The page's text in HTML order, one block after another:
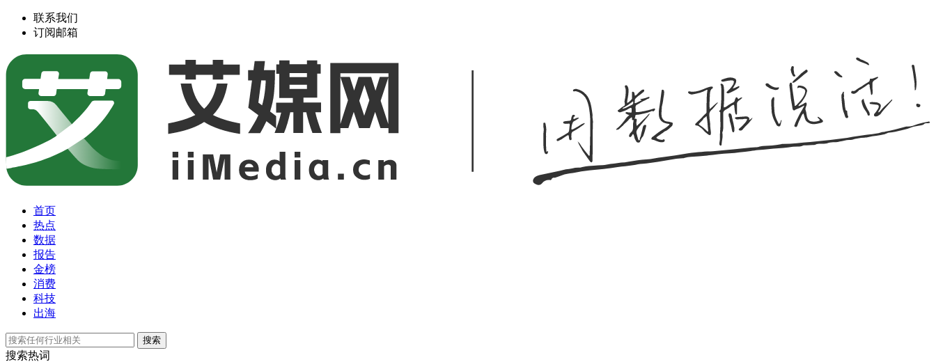
联系我们
订阅邮箱
首页
热点
数据
报告
金榜
消费
科技
出海
搜索
搜索热词